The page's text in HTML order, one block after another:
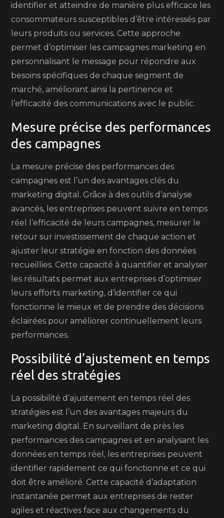
identifier et atteindre de manière plus efficace les
consommateurs susceptibles d’être intéressés par
leurs produits ou services. Cette approche
permet d’optimiser les campagnes marketing en
personnalisant le message pour répondre aux
besoins spécifiques de chaque segment de
marché, améliorant ainsi la pertinence et
l’efficacité des communications avec le public.
Mesure précise des performances
des campagnes
La mesure précise des performances des
campagnes est l’un des avantages clés du
marketing digital. Grâce à des outils d’analyse
avancés, les entreprises peuvent suivre en temps
réel l’efficacité de leurs campagnes, mesurer le
retour sur investissement de chaque action et
ajuster leur stratégie en fonction des données
recueillies. Cette capacité à quantifier et analyser
les résultats permet aux entreprises d’optimiser
leurs efforts marketing, d’identifier ce qui
fonctionne le mieux et de prendre des décisions
éclairées pour améliorer continuellement leurs
performances.
Possibilité d’ajustement en temps
réel des stratégies
La possibilité d’ajustement en temps réel des
stratégies est l’un des avantages majeurs du
marketing digital. En surveillant de près les
performances des campagnes et en analysant les
données en temps réel, les entreprises peuvent
identifier rapidement ce qui fonctionne et ce qui
doit être amélioré. Cette capacité d’adaptation
instantanée permet aux entreprises de rester
agiles et réactives face aux changements du